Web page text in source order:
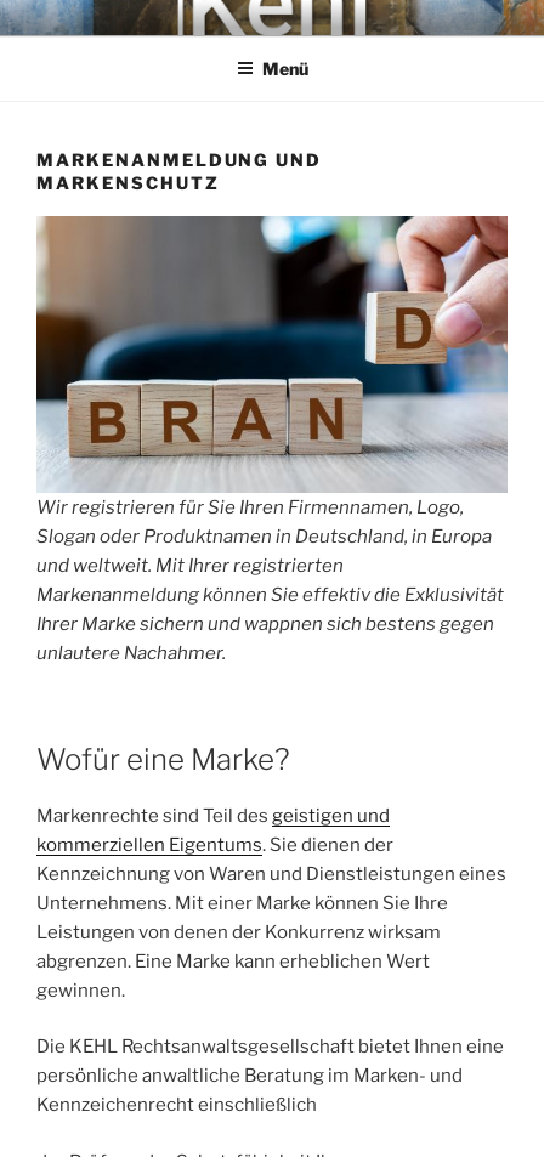
Zum
InhaltKEHL
Rechtsanwaltsgesellschaft mbH
Menü
MARKENANMELDUNG UND
MARKENSCHUTZ
Wir registrieren für Sie Ihren Firmennamen, Logo,
Slogan oder Produktnamen in Deutschland, in Europa
und weltweit. Mit Ihrer registrierten
Markenanmeldung können Sie effektiv die Exklusivität
Ihrer Marke sichern und wappnen sich bestens gegen
unlautere Nachahmer.
Wofür eine Marke?
Markenrechte sind Teil des geistigen und
kommerziellen Eigentums. Sie dienen der
Kennzeichnung von Waren und Dienstleistungen eines
Unternehmens. Mit einer Marke können Sie Ihre
Leistungen von denen der Konkurrenz wirksam
abgrenzen. Eine Marke kann erheblichen Wert
gewinnen.
Die KEHL Rechtsanwaltsgesellschaft bietet Ihnen eine
persönliche anwaltliche Beratung im Marken- und
Kennzeichenrecht einschließlich